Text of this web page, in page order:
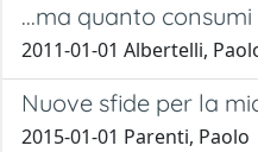
...ma quanto consumi
2011-01-01 Albertelli,
Nuove sfide per la
2015-01-01 Parenti, Paolo